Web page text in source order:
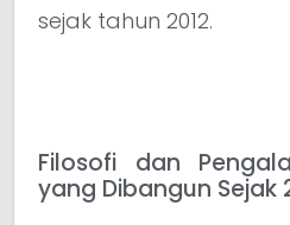
sejak tahun 2012.
Filosofi dan
yang Dibangun Sejak